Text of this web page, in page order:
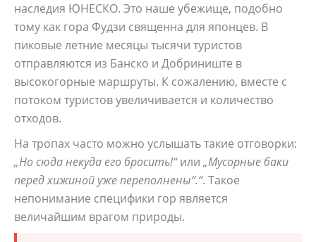
наследия ЮНЕСКО. Это наше убежище, подобно
тому как гора Фудзи священна для японцев. В
пиковые летние месяцы тысячи туристов
отправляются из Банско и Добриниште в
высокогорные маршруты. К сожалению, вместе с
потоком туристов увеличивается и количество
отходов.
На тропах часто можно услышать такие отговорки:
„Но сюда некуда его бросить!“или „Мусорные баки
перед хижиной уже переполнены“.“. Такое
непонимание специфики гор является
величайшим врагом природы.